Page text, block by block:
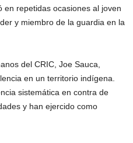
en repetidas ocasiones al joven
y miembro de la guardia en la
del CRIC, Joe Sauca,
en un territorio indígena.
sistemática en contra de
y han ejercido como